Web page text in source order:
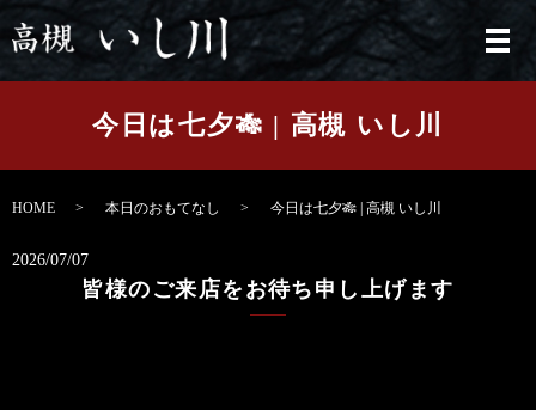
メ
今日は七夕🎋 | 高槻 いし川
HOME 本日のおもてなし 今日は七夕🎋 | 高槻 いし川
2026/07/07
皆様のご来店をお待ち申し上げます